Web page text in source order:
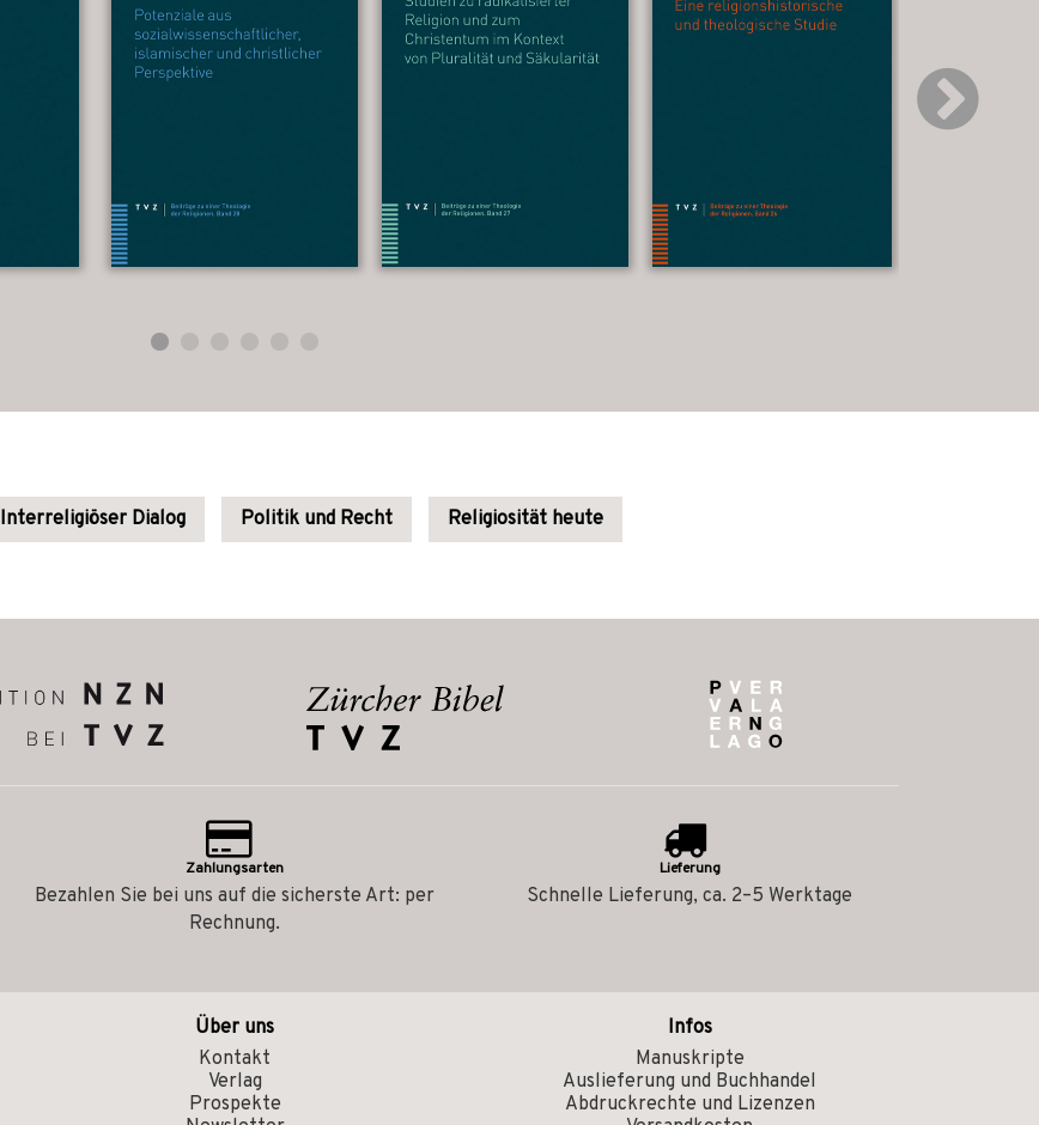
Interreligiöser Dialog Politik und Recht Religiosität heute
Zahlungsarten
Bezahlen Sie bei uns auf die sicherste Art: per
Rechnung.
Lieferung
Schnelle Lieferung, ca. 2–5 Werktage
Über uns
Kontakt
Verlag
Prospekte
Infos
Manuskripte
Auslieferung und Buchhandel
Abdruckrechte und Lizenzen